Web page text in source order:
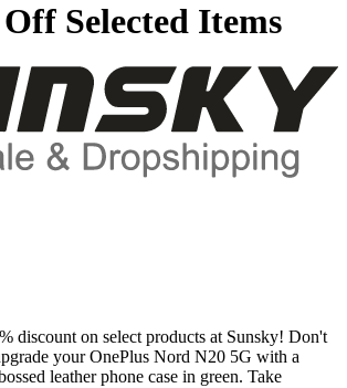
Selected Items
discount on select products at Sunsky! Don't
your OnePlus Nord N20 5G with a
leather phone case in green. Take